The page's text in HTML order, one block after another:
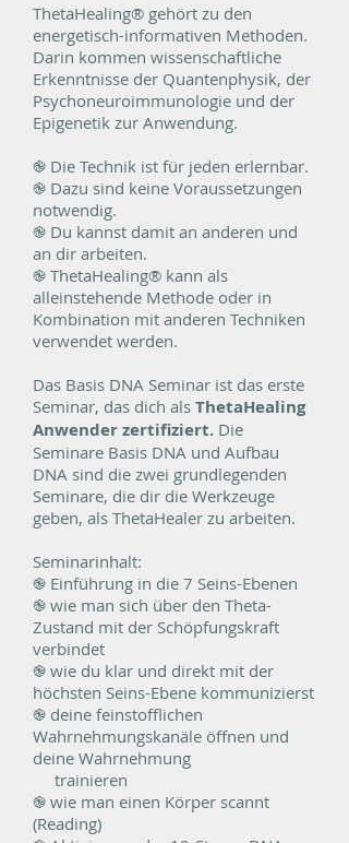
ThetaHealing® gehört zu den
energetisch-informativen Methoden.
Darin kommen wissenschaftliche
Erkenntnisse der Quantenphysik, der
Psychoneuroimmunologie und der
Epigenetik zur Anwendung.
֎ Die Technik ist für jeden erlernbar.
֎ Dazu sind keine Voraussetzungen
notwendig.
֎ Du kannst damit an anderen und
an dir arbeiten.
֎ ThetaHealing® kann als
alleinstehende Methode oder in
Kombination mit anderen Techniken
verwendet werden.
Das Basis DNA Seminar ist das erste
Seminar, das dich als ThetaHealing
Anwender zertifiziert. Die
Seminare Basis DNA und Aufbau
DNA sind die zwei grundlegenden
Seminare, die dir die Werkzeuge
geben, als ThetaHealer zu arbeiten.
Seminarinhalt:
֎ Einführung in die 7 Seins-Ebenen
֎ wie man sich über den Theta-
Zustand mit der Schöpfungskraft
verbindet
֎ wie du klar und direkt mit der
höchsten Seins-Ebene kommunizierst
֎ deine feinstofflichen
Wahrnehmungskanäle öffnen und
deine Wahrnehmung
trainieren
֎ wie man einen Körper scannt
(Reading)